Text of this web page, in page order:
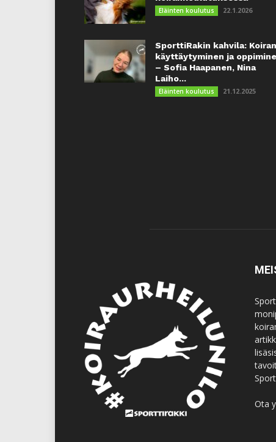
Eläinten koulutus 22.1.2026
SporttiRakin kahvila: Koiran
käyttäytyminen ja
– Sofia Haapanen, Nina
Laiho...
Eläinten koulutus 21.12.2025
Ota